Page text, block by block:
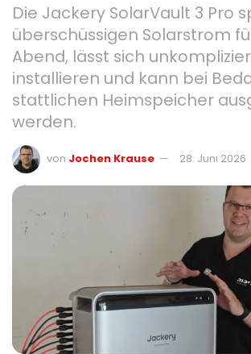
Die Jackery SolarVault 3 Pro
überschüssigen Solarstrom
Abend, lässt sich
installieren und kann bei
stattlichen Heimspeicher
werden.
von Jochen Krause 28. Juni 2026